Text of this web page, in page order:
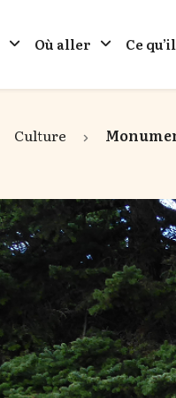
Où aller Ce
Culture